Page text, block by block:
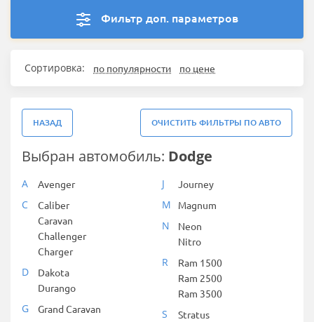
Фильтр доп. параметров
Сортировка: по популярности по цене
НАЗАД ОЧИСТИТЬ ФИЛЬТРЫ ПО АВТО
Выбран автомобиль: Dodge
A Avenger
C
Caliber
Caravan
Challenger
Charger
D
Dakota
Durango
G Grand Caravan
J Journey
M Magnum
N
Neon
Nitro
R
Ram 1500
Ram 2500
Ram 3500
S Stratus